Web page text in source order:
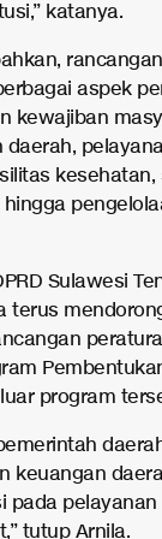
katanya.
aspek
kewajiban
daerah,
Sulawesi
terus
program
keuangan
pada
tutup Arnila.